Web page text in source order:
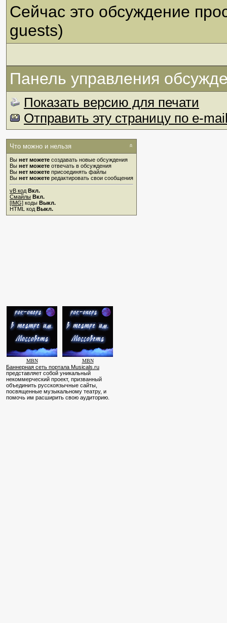
Сейчас это обсуждение
guests)
Панель управления
Показать версию для печати
Отправить эту страницу по e-
Что можно и нельзя
Вы нет можете создавать новые обсуждения
Вы нет можете отвечать в обсуждения
Вы нет можете присоединять файлы
Вы нет можете редактировать свои сообщения
vB код Вкл.
Смайлы Вкл.
[IMG] коды Выкл.
HTML код Выкл.
MBN MBN
Баннерная сеть портала Musicals.ru
представляет собой уникальный
некоммерческий проект, призванный
объединить русскоязычные сайты,
посвященные музыкальному театру, и
помочь им расширить свою аудиторию.